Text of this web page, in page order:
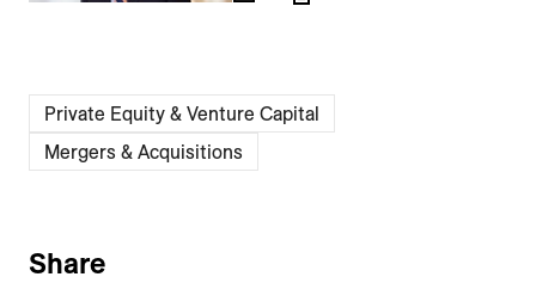
Private Equity & Venture Capital
Mergers & Acquisitions
Share